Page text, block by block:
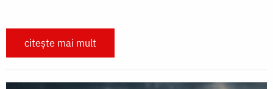
citește mai mult